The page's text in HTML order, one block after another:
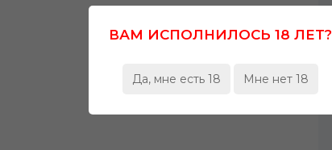
ВАМ ИСПОЛНИЛОСЬ 18 ЛЕТ?
Да, мне есть 18 Мне нет 18